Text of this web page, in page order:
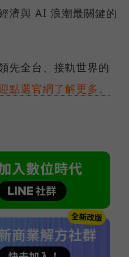
濟與 AI 浪潮最關鍵的
先全台、接軌世界的
點選官網了解更多。